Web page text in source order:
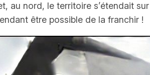
au nord, le territoire s’étendait
être possible de la franchir !